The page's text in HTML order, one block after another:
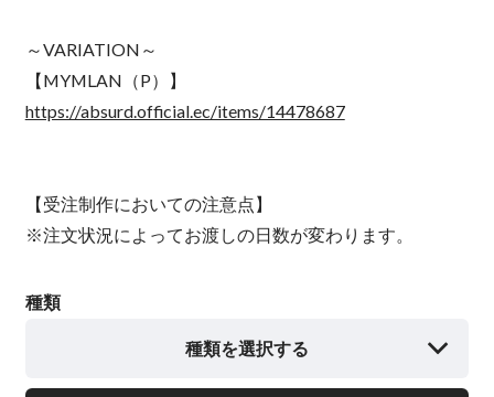
～VARIATION～
【MYMLAN（P）】
https://absurd.official.ec/items/14478687
【受注制作においての注意点】
※注文状況によってお渡しの日数が変わります。
種類
種類を選択する